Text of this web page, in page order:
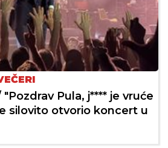
"Pozdrav Pula, j**** je vruće
silovito otvorio koncert u